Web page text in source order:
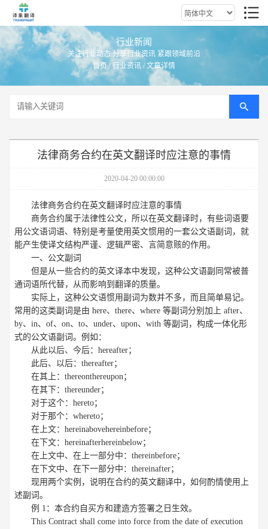
行业新闻
关注行业动态 分享行业资讯 紧跟领域前沿
首页/行业资讯 / 文章详情
法律商务合约在英文翻译时应注意的事情
2020-04-20 00:00:00
法律商务合约在英文翻译时应注意的事情
商务合约属于法律性公文，所以在英文翻译时，有些词语要
用公文语词语、特别是考量使用英文惯用的一套公文语副词，就
能产生使译文结构严谨、逻辑严密、言简意赅的作用。
一、公文副词
但是从一些合约的英文译本中发现，这种公文语副同常被普
通词语所代替，从而影响到翻译的质量。
实际上，这种公文语惯用副词为数并不多，而且简单易记。
常用的这类副词是由 here、there、where 等副词分别加上 after、
by、in、of、on、to、under、upon、with 等副词，构成一体化形
式的公文语副词。例如：
从此以后、今后：hereafter；
此后、以后：thereafter；
在其上：thereonthereupon；
在其下：thereunder；
对于这个：hereto；
对于那个：whereto；
在上文：hereinabovehereinbefore；
在下文：hereinafterhereinbelow；
在上文中、在上一部分中：thereinbefore；
在下文中、在下一部分中：thereinafter；
现用两个实例，说明在合约的英文翻译中，如何酌情使用上
述副词。
例 1：本合约自买方和建造方签署之日生效。
This Contract shall come into force from the date of execution